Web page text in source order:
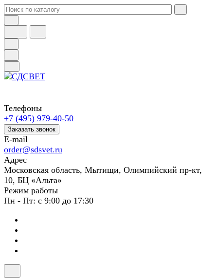
Телефоны
+7 (495) 979-40-50
Заказать звонок
E-mail
order@sdsvet.ru
Адрес
Московская область, Мытищи, Олимпийский пр-кт,
10, БЦ «Альта»
Режим работы
Пн - Пт: с 9:00 до 17:30